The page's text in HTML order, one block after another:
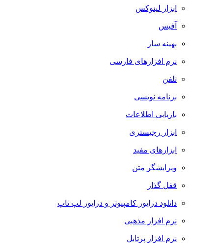
ابزار لینوکس
آفیس
بهینه ساز
نرم افزارهای فارسی
تلفن
برنامه نویسی
بازیابی اطلاعات
ابزار رجیستری
ابزارهای مفید
ویرایشگر متن
قفل گذار
دانلود درایور کامپیوتر و درایور لپ تاپ
نرم افزار مذهبی
نرم افزار پرتابل